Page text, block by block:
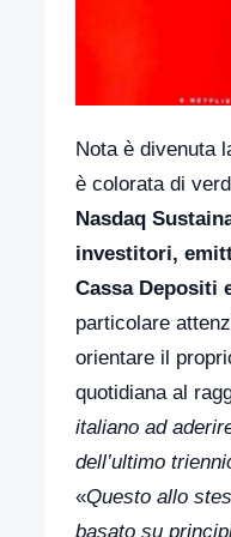
Nota è divenuta
è colorata di
Nasdaq
investitori,
Cassa Depositi
particolare
orientare il
quotidiana al
italiano ad
dell’ultimo
«Questo allo
basato su